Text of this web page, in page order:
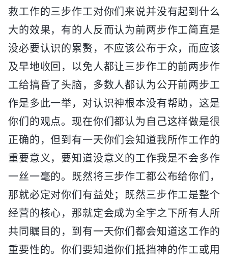
救工作的三步作工对你们来说并没有起到什么
大的效果，有的人反而认为前两步作工简直是
没必要认识的累赘，不应该公布于众，而应该
及早地收回，以免人都让三步作工的前两步作
工给搞昏了头脑，多数人都认为公开前两步工
作是多此一举，对认识神根本没有帮助，这是
你们的观点。现在你们都认为自己这样做是很
正确的，但到有一天你们会知道我所作工作的
重要意义，要知道没意义的工作我是不会多作
一丝一毫的。既然将三步作工都公布给你们，
那就必定对你们有益处；既然三步作工是整个
经营的核心，那就定会成为全宇之下所有人所
共同瞩目的，到有一天你们都会知道这工作的
重要性的。你们要知道你们抵挡神的作工或用